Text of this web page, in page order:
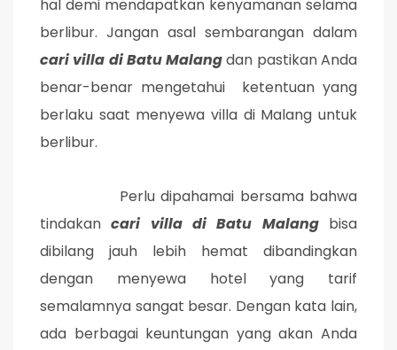
hal demi mendapatkan kenyamanan selama
berlibur. Jangan asal sembarangan dalam
cari villa di Batu Malangdan pastikan Anda
benar-benar mengetahui ketentuan yang
berlaku saat menyewa villa di Malang untuk
berlibur.
Perlu dipahamai bersama bahwa
tindakancari villa di Batu Malangbisa
dibilang jauh lebih hemat dibandingkan
dengan menyewa hotel yang tarif
semalamnya sangat besar. Dengan kata lain,
ada berbagai keuntungan yang akan Anda